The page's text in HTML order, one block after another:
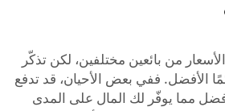
من بائعين مختلفين، لكن تذكّر
الأفضل. ففي بعض الأحيان، قد تدفع
مما يوفّر لك المال على المدى